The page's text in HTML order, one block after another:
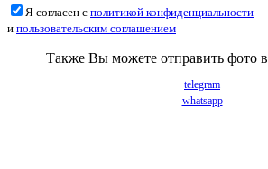
Я согласен с политикой конфиденциальности
и пользовательским соглашением
Также Вы можете отправить фото
telegram
whatsapp